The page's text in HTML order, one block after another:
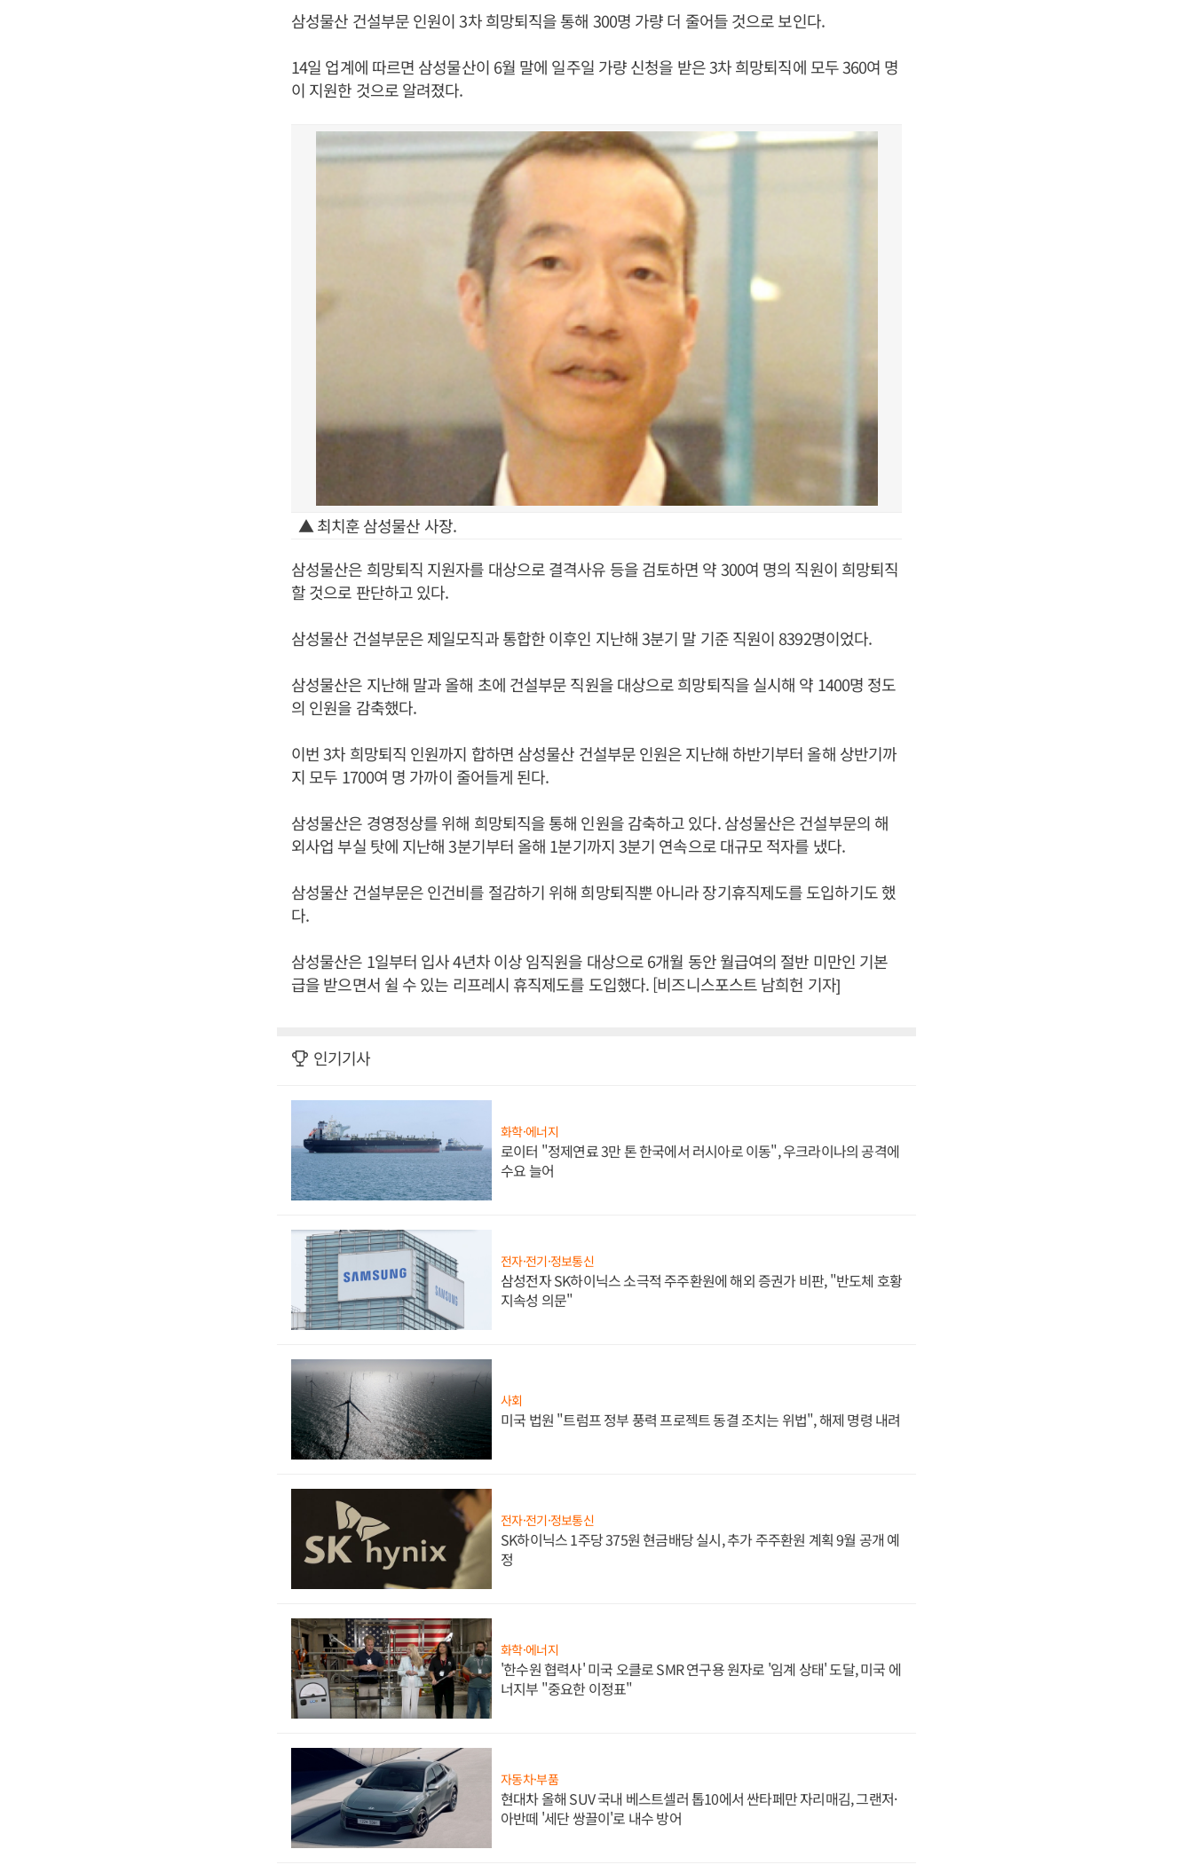
삼성물산 건설부문 인원이 3차 희망퇴직을 통해 300명 가량 더 줄어들 것으로 보인다.
14일 업계에 따르면 삼성물산이 6월 말에 일주일 가량 신청을 받은 3차 희망퇴직에 모두 360여 명
이 지원한 것으로 알려졌다.
▲ 최치훈 삼성물산 사장.
삼성물산은 희망퇴직 지원자를 대상으로 결격사유 등을 검토하면 약 300여 명의 직원이 희망퇴직
할 것으로 판단하고 있다.
삼성물산 건설부문은 제일모직과 통합한 이후인 지난해 3분기 말 기준 직원이 8392명이었다.
삼성물산은 지난해 말과 올해 초에 건설부문 직원을 대상으로 희망퇴직을 실시해 약 1400명 정도
의 인원을 감축했다.
이번 3차 희망퇴직 인원까지 합하면 삼성물산 건설부문 인원은 지난해 하반기부터 올해 상반기까
지 모두 1700여 명 가까이 줄어들게 된다.
삼성물산은 경영정상를 위해 희망퇴직을 통해 인원을 감축하고 있다. 삼성물산은 건설부문의 해
외사업 부실 탓에 지난해 3분기부터 올해 1분기까지 3분기 연속으로 대규모 적자를 냈다.
삼성물산 건설부문은 인건비를 절감하기 위해 희망퇴직뿐 아니라 장기휴직제도를 도입하기도 했
다.
삼성물산은 1일부터 입사 4년차 이상 임직원을 대상으로 6개월 동안 월급여의 절반 미만인 기본
급을 받으면서 쉴 수 있는 리프레시 휴직제도를 도입했다. [비즈니스포스트 남희헌 기자]
인기기사
화학·에너지
로이터 "정제연료 3만 톤 한국에서 러시아로 이동", 우크라이나의 공격에
수요 늘어
전자·전기·정보통신
삼성전자 SK하이닉스 소극적 주주환원에 해외 증권가 비판, "반도체 호황
지속성 의문"
사회
미국 법원 "트럼프 정부 풍력 프로젝트 동결 조치는 위법", 해제 명령 내려
전자·전기·정보통신
SK하이닉스 1주당 375원 현금배당 실시, 추가 주주환원 계획 9월 공개 예
정
화학·에너지
'한수원 협력사' 미국 오클로 SMR 연구용 원자로 '임계 상태' 도달, 미국 에
너지부 "중요한 이정표"
자동차·부품
현대차 올해 SUV 국내 베스트셀러 톱10에서 싼타페만 자리매김, 그랜저·
아반떼 '세단 쌍끌이'로 내수 방어